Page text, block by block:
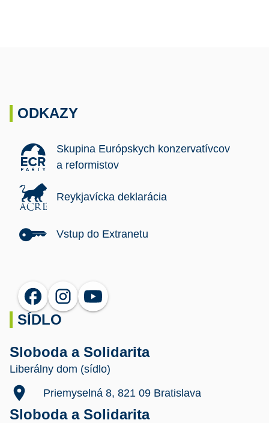
ODKAZY
Skupina Európskych konzervatívcov
a reformistov
Reykjavícka deklarácia
Vstup do Extranetu
SÍDLO
Sloboda a Solidarita
Liberálny dom (sídlo)
location_on Priemyselná 8, 821 09 Bratislava
Sloboda a Solidarita